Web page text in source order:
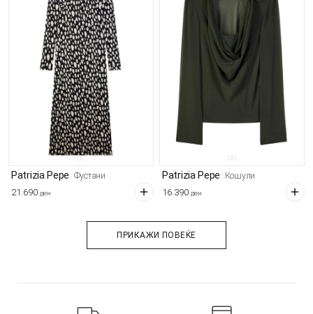
Patrizia Pepe Фустани
21.690 ден
Patrizia Pepe Кошули
16.390 ден
ПРИКАЖИ ПОВЕЌЕ